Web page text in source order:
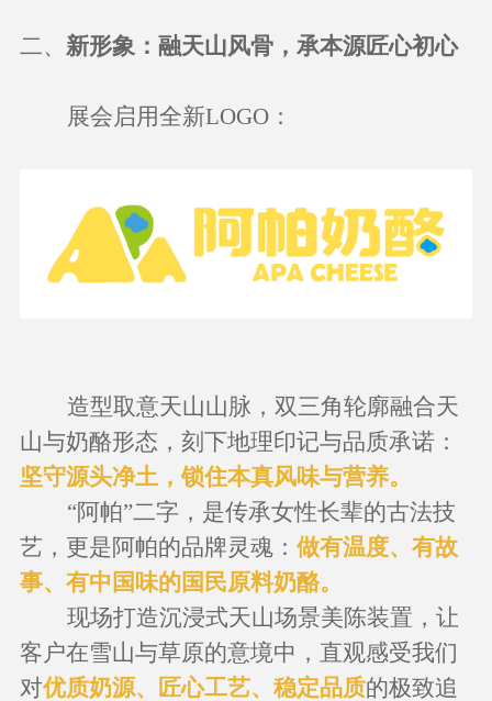
二、 新形象 ： 融天山风骨，承本源匠心初心
展会启用全新LOGO：
造型取意天山山脉，双三角轮廓融合天
山与奶酪形态，刻下地理印记与品质承诺：
坚守源头净土，锁住本真风味与营养。
“阿帕”二字，是传承女性长辈的古法技
艺，更是阿帕的品牌灵魂： 做有温度、有故
事、有中国味的国民原料奶酪。
现场打造沉浸式天山场景美陈装置，让
客户在雪山与草原的意境中，直观感受我们
对优质奶源、匠心工艺、稳定品质的极致追